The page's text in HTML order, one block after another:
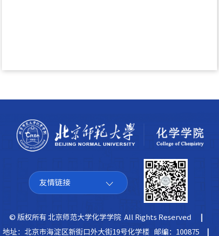
友情链接
© 版权所有 北京师范大学化学学院 All Rights Reserved
地址：北京市海淀区新街口外大街19号化学楼 邮编：100875